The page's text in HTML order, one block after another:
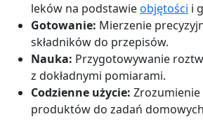
leków na podstawieobjętości i
Gotowanie: Mierzenie
składników do przepisów.
Nauka: Przygotowywanie
z dokładnymi pomiarami.
Codzienne użycie:
produktów do zadań